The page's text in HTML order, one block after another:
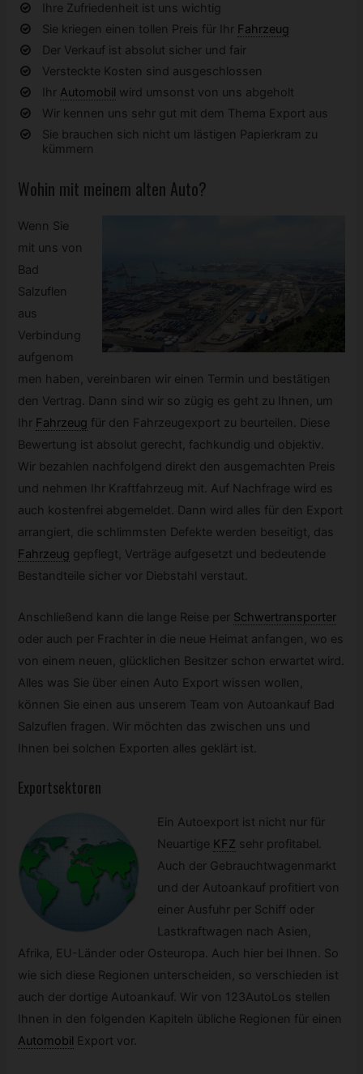
Ihre Zufriedenheit ist uns wichtig
Sie kriegen einen tollen Preis für Ihr Fahrzeug
Der Verkauf ist absolut sicher und fair
Versteckte Kosten sind ausgeschlossen
Ihr Automobil wird umsonst von uns abgeholt
Wir kennen uns sehr gut mit dem Thema Export aus
Sie brauchen sich nicht um lästigen Papierkram zu
kümmern
Wohin mit meinem alten Auto?
Wenn Sie
mit uns von
Bad
Salzuflen
aus
Verbindung
aufgenom
men haben, vereinbaren wir einen Termin und bestätigen
den Vertrag. Dann sind wir so zügig es geht zu Ihnen, um
Ihr Fahrzeug für den Fahrzeugexport zu beurteilen. Diese
Bewertung ist absolut gerecht, fachkundig und objektiv.
Wir bezahlen nachfolgend direkt den ausgemachten Preis
und nehmen Ihr Kraftfahrzeug mit. Auf Nachfrage wird es
auch kostenfrei abgemeldet. Dann wird alles für den Export
arrangiert, die schlimmsten Defekte werden beseitigt, das
Fahrzeug gepflegt, Verträge aufgesetzt und bedeutende
Bestandteile sicher vor Diebstahl verstaut.
Anschließend kann die lange Reise per Schwertransporter
oder auch per Frachter in die neue Heimat anfangen, wo es
von einem neuen, glücklichen Besitzer schon erwartet wird.
Alles was Sie über einen Auto Export wissen wollen,
können Sie einen aus unserem Team von Autoankauf Bad
Salzuflen fragen. Wir möchten das zwischen uns und
Ihnen bei solchen Exporten alles geklärt ist.
Exportsektoren
Ein Autoexport ist nicht nur für
Neuartige KFZ sehr profitabel.
Auch der Gebrauchtwagenmarkt
und der Autoankauf profitiert von
einer Ausfuhr per Schiff oder
Lastkraftwagen nach Asien,
Afrika, EU-Länder oder Osteuropa. Auch hier bei Ihnen. So
wie sich diese Regionen unterscheiden, so verschieden ist
auch der dortige Autoankauf. Wir von 123AutoLos stellen
Ihnen in den folgenden Kapiteln übliche Regionen für einen
Automobil Export vor.